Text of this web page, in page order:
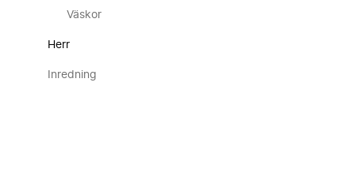
Väskor
Herr
Inredning